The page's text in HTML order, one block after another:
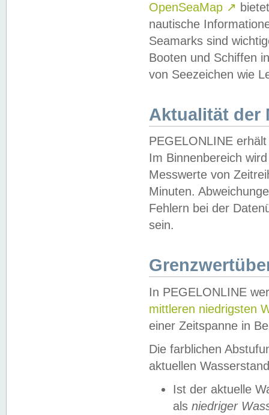
OpenSeaMap ↗
nautische
Seamarks sind
Booten und Schiffen
von Seezeichen wie
Aktualität der
PEGELONLINE
Im Binnenbereich
Messwerte von
Minuten.
Fehlern bei der
sein.
In PEGELONLINE
mittleren niedrigsten
einer Zeitspanne in
Die farblichen
aktuellen
Ist der aktuelle
als niedriger